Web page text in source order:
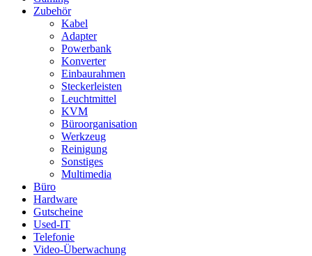
Zubehör
Kabel
Adapter
Powerbank
Konverter
Einbaurahmen
Steckerleisten
Leuchtmittel
KVM
Büroorganisation
Werkzeug
Reinigung
Sonstiges
Multimedia
Büro
Hardware
Gutscheine
Used-IT
Telefonie
Video-Überwachung